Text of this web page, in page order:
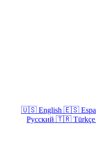
🇺🇸 English 🇪🇸
Русский 🇹🇷